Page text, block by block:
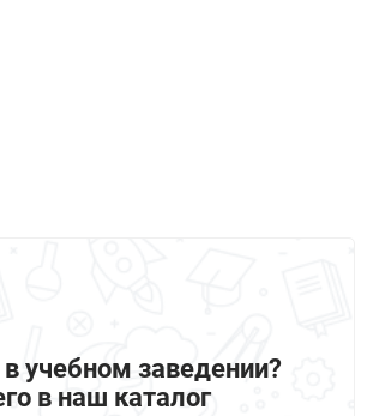
учебном заведении?
в наш каталог